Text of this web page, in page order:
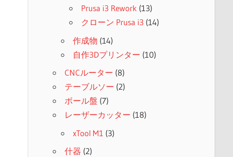
Prusa i3 Rework (13)
クローン Prusa i3 (14)
作成物 (14)
自作3Dプリンター (10)
CNCルーター (8)
テーブルソー (2)
ボール盤 (7)
レーザーカッター (18)
xTool M1 (3)
什器 (2)